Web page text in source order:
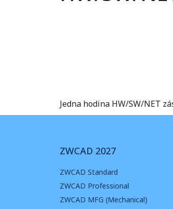
Jedna hodina HW/SW/NET
ZWCAD 2027
ZWCAD Standard
ZWCAD Professional
ZWCAD MFG (Mechanical)